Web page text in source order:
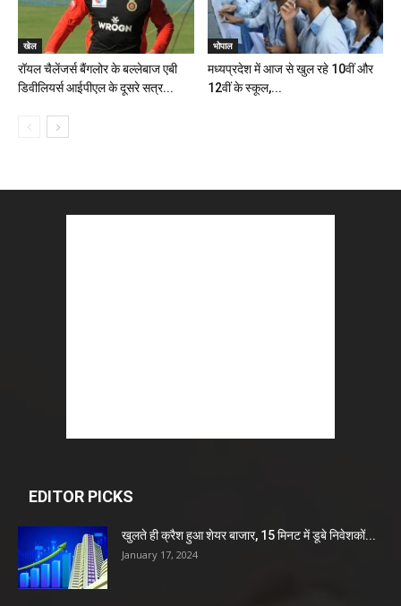
खेल
रॉयल चैलेंजर्स बैंगलोर के बल्लेबाज एबी
डिवीलियर्स आईपीएल के दूसरे सत्र...
भोपाल
मध्यप्रदेश में आज से खुल रहे 10वीं और
12वीं के स्कूल,...
EDITOR PICKS
खुलते ही क्रैश हुआ शेयर बाजार, 15 मिनट में डूबे निवेशकों...
January 17, 2024